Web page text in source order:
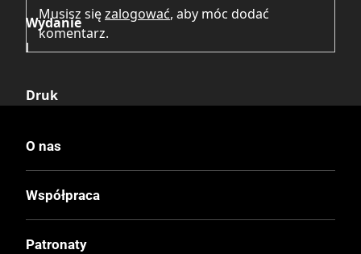
Wydanie
I
Druk
Oprawa
Twarda
Format
Musisz sięzalogować, aby móc dodać
komentarz.
O nas
Współpraca
Patronaty